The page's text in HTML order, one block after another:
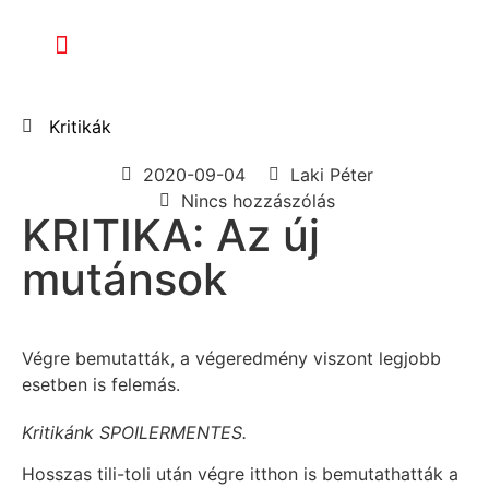
Kritikák
2020-09-04
Laki Péter
Nincs hozzászólás
KRITIKA: Az új
mutánsok
Végre bemutatták, a végeredmény viszont legjobb
esetben is felemás.
Kritikánk SPOILERMENTES.
Hosszas tili-toli után végre itthon is bemutathatták a